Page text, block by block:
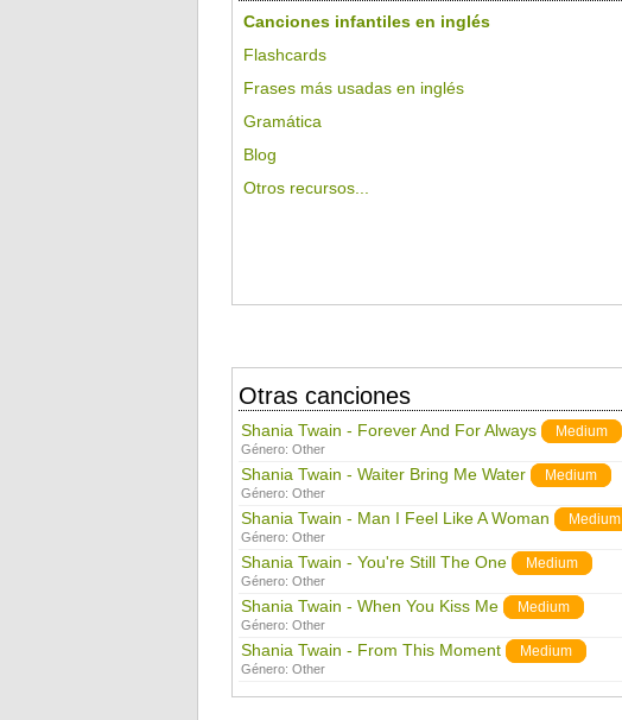
Canciones infantiles en inglés
Flashcards
Frases más usadas en inglés
Gramática
Blog
Otros recursos...
Otras canciones
Shania Twain - Forever And For Always Medium
Género: Other
Shania Twain - Waiter Bring Me Water Medium
Género: Other
Shania Twain - Man I Feel Like A Woman Medium
Género: Other
Shania Twain - You're Still The One Medium
Género: Other
Shania Twain - When You Kiss Me Medium
Género: Other
Shania Twain - From This Moment Medium
Género: Other